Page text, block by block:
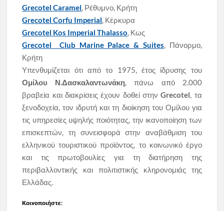
Grecotel Caramel, Ρέθυμνο, Κρήτη
Grecotel Corfu Imperial, Κέρκυρα
Grecotel Kos Imperial Thalasso, Κως
Grecotel Club Marine Palace & Suites, Πάνορμο,
Κρήτη
Υπενθυμίζεται ότι από το 1975, έτος ίδρυσης του
Ομίλου Ν.Δασκαλαντωνάκη, πάνω από 2.000
βραβεία και διακρίσεις έχουν δοθεί στην Grecotel, τα
ξενοδοχεία, τον ιδρυτή και τη διοίκηση του Ομίλου για
τις υπηρεσίες υψηλής ποιότητας, την ικανοποίηση των
επισκεπτών, τη συνεισφορά στην αναβάθμιση του
ελληνικού τουριστικού προϊόντος, το κοινωνικό έργο
και τις πρωτοβουλίες για τη διατήρηση της
περιβαλλοντικής και πολιτιστικής κληρονομιάς της
Ελλάδας.
Κοινοποιήστε: